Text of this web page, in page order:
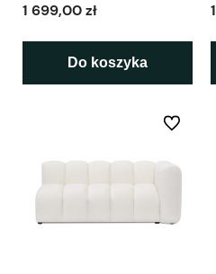
1 699,00 zł
Do koszyka
Do